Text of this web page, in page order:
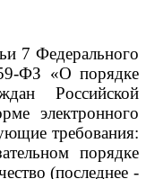
7 Федерального
ФЗ «О порядке
Российской
электронного
требования:
порядке
(последнее -